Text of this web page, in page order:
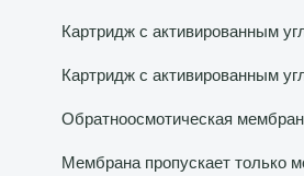
Картридж с активированным
Картридж с активированным
Обратноосмотическая
Мембрана пропускает только